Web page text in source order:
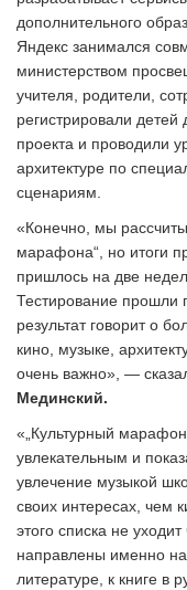
дополнительного
Яндекс занимался
министерством
учителя, родители,
регистрировали
проекта и проводили
архитектуре по
сценариям.
«Конечно, мы
марафона“, но итоги
пришлось на две
Тестирование прошли
результат говорит о
кино, музыке,
очень важно», —
Мединский.
«„Культурный
увлекательным и
увлечение музыкой
своих интересах, чем
этого списка не
направлены именно на
литературе, к книге